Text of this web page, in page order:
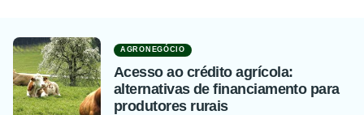
AGRONEGÓCIO
Acesso ao crédito agrícola:
alternativas de financiamento para
produtores rurais